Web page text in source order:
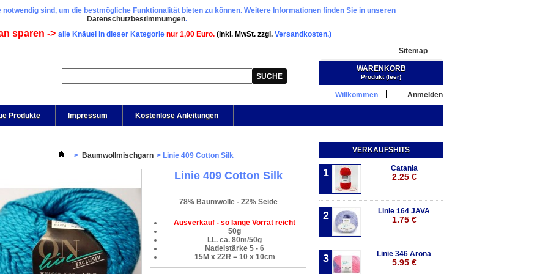
sind, um die bestmögliche Funktionalität bieten zu können. Weitere Informationen finden Sie in unseren
Datenschutzbestimmumgen.
sparen -> alle Knäuel in dieser Kategorie nur 1,00 Euro. (inkl. MwSt. zzgl. Versandkosten.)
Sitemap
Warenkorb:(Leer)
Willkommen Anmelden
Produkte Impressum Kostenlose Anleitungen
WARENKORB
Produkt (leer)
> Baumwollmischgarn > Linie 409 Cotton Silk
Linie 409 Cotton Silk
78% Baumwolle - 22% Seide
Ausverkauf - so lange Vorrat reicht
50g
LL. ca. 80m/50g
Nadelstärke 5 - 6
15M x 22R = 10 x 10cm
VERKAUFSHITS
1 Catania
2.25 €
2 Linie 164 JAVA
1.75 €
3 Linie 346 Arona
5.95 €